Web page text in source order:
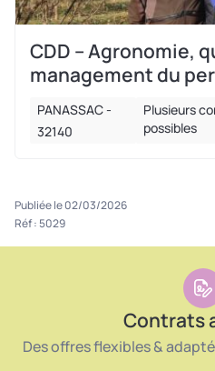
CDD – Agronomie,
management du
PANASSAC -
32140
Plusieurs
possibles
Publiée le 02/03/2026
Réf : 5029
Contrats
Des offres flexibles &